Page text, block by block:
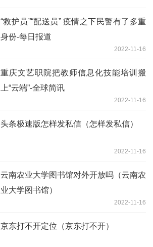
“救护员”“配送员” 疫情之下民警有了多重
身份-每日报道
2022-11-16
重庆文艺职院把教师信息化技能培训搬
上“云端”-全球简讯
2022-11-16
头条极速版怎样发私信（怎样发私信）
2022-11-16
云南农业大学图书馆对外开放吗（云南农
业大学图书馆）
2022-11-16
京东打不开定位（京东打不开）